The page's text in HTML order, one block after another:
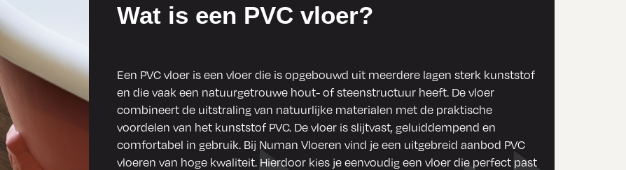
Wat is een PVC vloer?
Een PVC vloer is een vloer die is opgebouwd uit meerdere lagen sterk kunststof
en die vaak een natuurgetrouwe hout- of steenstructuur heeft. De vloer
combineert de uitstraling van natuurlijke materialen met de praktische
voordelen van het kunststof PVC. De vloer is slijtvast, geluiddempend en
comfortabel in gebruik. Bij Numan Vloeren vind je een uitgebreid aanbod PVC
vloeren van hoge kwaliteit. Hierdoor kies je eenvoudig een vloer die perfect past